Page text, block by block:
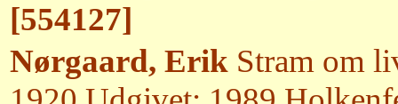
[554127]
Nørgaard, Erik Stram om